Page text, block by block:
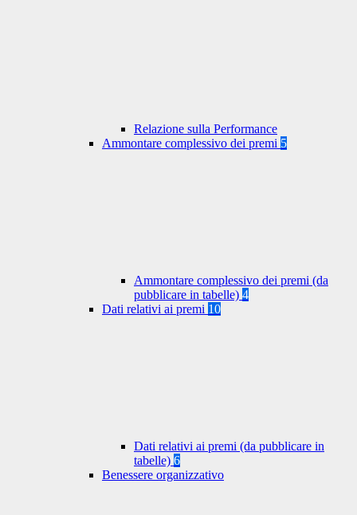
Relazione sulla Performance
Ammontare complessivo dei premi 5
Ammontare complessivo dei premi (da
pubblicare in tabelle) 4
Dati relativi ai premi 10
Dati relativi ai premi (da pubblicare in
tabelle) 6
Benessere organizzativo